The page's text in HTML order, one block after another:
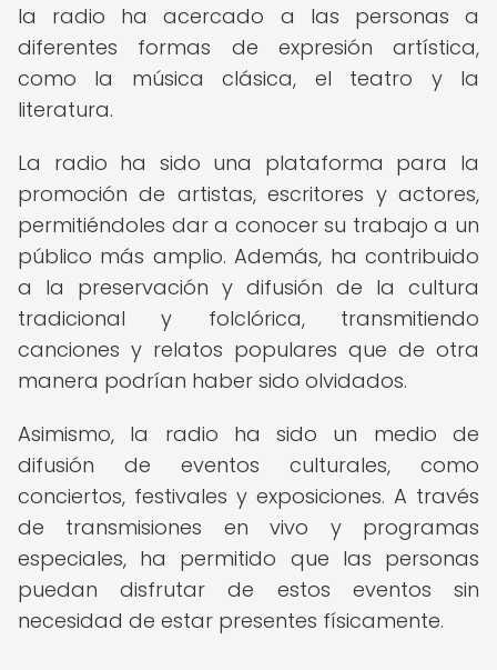
la radio ha acercado a las personas a
diferentes formas de expresión artística,
como la música clásica, el teatro y la
literatura.
La radio ha sido una plataforma para la
promoción de artistas, escritores y actores,
permitiéndoles dar a conocer su trabajo a un
público más amplio. Además, ha contribuido
a la preservación y difusión de la cultura
tradicional y folclórica, transmitiendo
canciones y relatos populares que de otra
manera podrían haber sido olvidados.
Asimismo, la radio ha sido un medio de
difusión de eventos culturales, como
conciertos, festivales y exposiciones. A través
de transmisiones en vivo y programas
especiales, ha permitido que las personas
puedan disfrutar de estos eventos sin
necesidad de estar presentes físicamente.